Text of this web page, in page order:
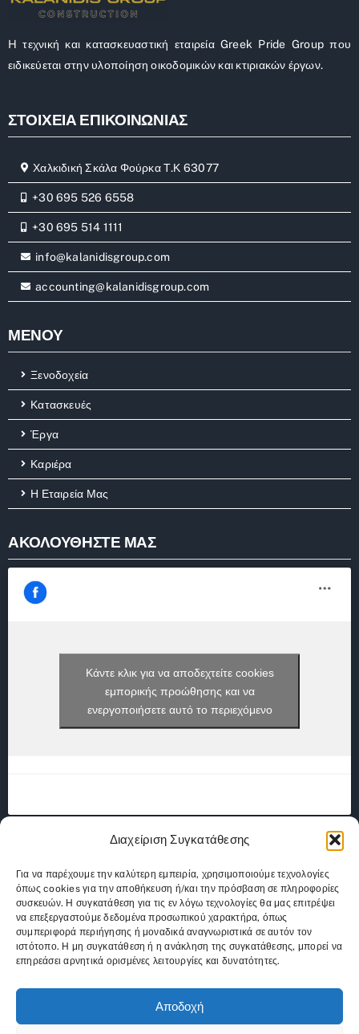
Διαχείριση Συγκατάθεσης
Για να παρέχουμε την καλύτερη εμπειρία, χρησιμοποιούμε τεχνολογίες
όπως cookies για την αποθήκευση ή/και την πρόσβαση σε πληροφορίες
συσκευών. Η συγκατάθεση για τις εν λόγω τεχνολογίες θα μας επιτρέψει
να επεξεργαστούμε δεδομένα προσωπικού χαρακτήρα, όπως
συμπεριφορά περιήγησης ή μοναδικά αναγνωριστικά σε αυτόν τον
ιστότοπο. Η μη συγκατάθεση ή η ανάκληση της συγκατάθεσης, μπορεί να
επηρεάσει αρνητικά ορισμένες λειτουργίες και δυνατότητες.
Αποδοχή
H τεχνική και κατασκευαστική εταιρεία Greek Pride Group που
ειδικεύεται στην υλοποίηση οικοδομικών και κτιριακών έργων.
ΣΤΟΙΧΕΙΑ ΕΠΙΚΟΙΝΩΝΙΑΣ
Χαλκιδική Σκάλα Φούρκα Τ.Κ 63077
+30 695 526 6558
+30 695 514 1111
info@kalanidisgroup.com
accounting@kalanidisgroup.com
ΜΕΝΟΥ
Ξενοδοχεία
Κατασκευές
Έργα
Καριέρα
Η Εταιρεία Μας
ΑΚΟΛΟΥΘΗΣΤΕ ΜΑΣ
Κάντε κλικ για να αποδεχτείτε cookies
εμπορικής προώθησης και να
ενεργοποιήσετε αυτό το περιεχόμενο